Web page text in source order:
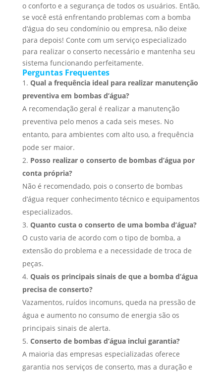
o conforto e a segurança de todos os usuários. Então,
se você está enfrentando problemas com a bomba
d’água do seu condomínio ou empresa, não deixe
para depois! Conte com um serviço especializado
para realizar o conserto necessário e mantenha seu
sistema funcionando perfeitamente.
Perguntas Frequentes
Qual a frequência ideal para realizar manutenção
preventiva em bombas d’água?
A recomendação geral é realizar a manutenção
preventiva pelo menos a cada seis meses. No
entanto, para ambientes com alto uso, a frequência
pode ser maior.
Posso realizar o conserto de bombas d’água por
conta própria?
Não é recomendado, pois o conserto de bombas
d’água requer conhecimento técnico e equipamentos
especializados.
Quanto custa o conserto de uma bomba d’água?
O custo varia de acordo com o tipo de bomba, a
extensão do problema e a necessidade de troca de
peças.
Quais os principais sinais de que a bomba d’água
precisa de conserto?
Vazamentos, ruídos incomuns, queda na pressão de
água e aumento no consumo de energia são os
principais sinais de alerta.
Conserto de bombas d’água inclui garantia?
A maioria das empresas especializadas oferece
garantia nos serviços de conserto, mas a duração e